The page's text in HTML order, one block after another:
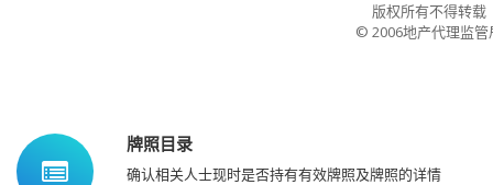
版权所有不得转载
© 2006地产代理监管
牌照目录
确认相关人士现时是否持有有效牌照及牌照的详情